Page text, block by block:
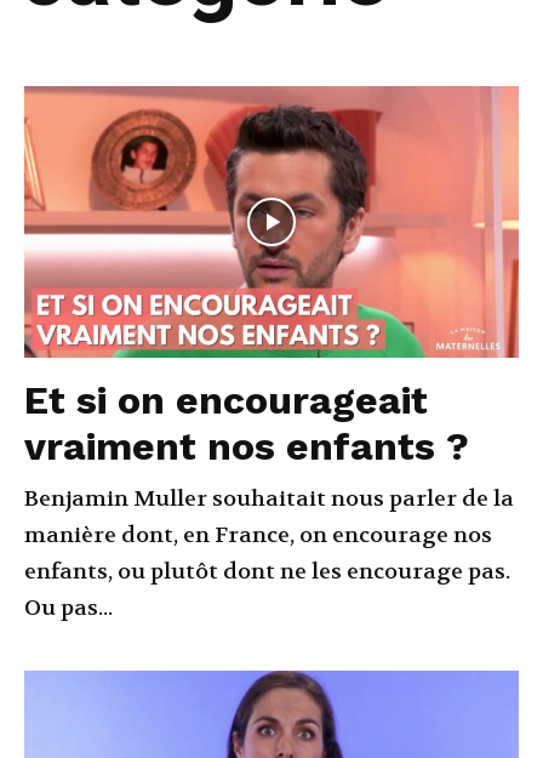
Et si on encourageait
vraiment nos enfants ?
Benjamin Muller souhaitait nous parler de la
manière dont, en France, on encourage nos
enfants, ou plutôt dont ne les encourage pas.
Ou pas...